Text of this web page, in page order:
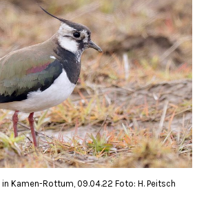
Kamen-Rottum, 09.04.22 Foto: H. Peitsch